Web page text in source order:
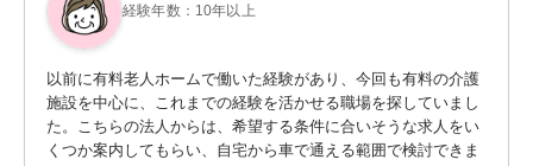
経験年数：10年以上
以前に有料老人ホームで働いた経験があり、今回も有料の介護
施設を中心に、これまでの経験を活かせる職場を探していまし
た。こちらの法人からは、希望する条件に合いそうな求人をい
くつか案内してもらい、自宅から車で通える範囲で検討できま